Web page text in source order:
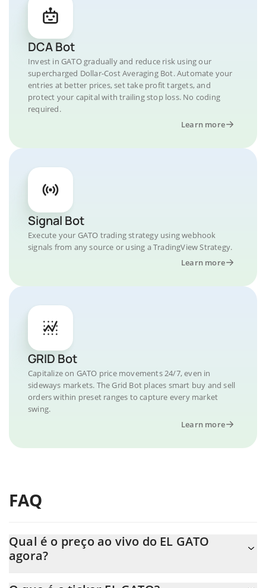
DCA Bot
Invest in GATO gradually and reduce risk using our
supercharged Dollar-Cost Averaging Bot. Automate your
entries at better prices, set take profit targets, and
protect your capital with trailing stop loss. No coding
required.
Learn more
Signal Bot
Execute your GATO trading strategy using webhook
signals from any source or using a TradingView Strategy.
Learn more
GRID Bot
Capitalize on GATO price movements 24/7, even in
sideways markets. The Grid Bot places smart buy and sell
orders within preset ranges to capture every market
swing.
Learn more
FAQ
Qual é o preço ao vivo do EL GATO
agora?